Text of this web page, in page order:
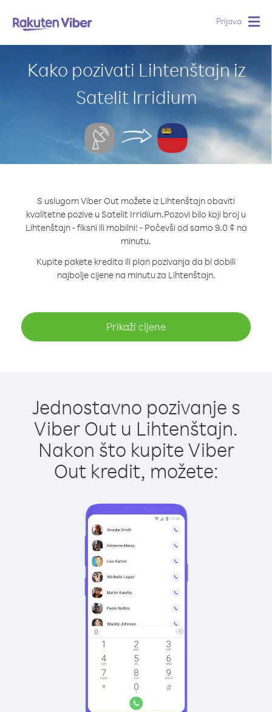
Prijava
Kako pozivati Lihtenštajn iz
Satelit Irridium
S uslugom Viber Out možete iz Lihtenštajn obaviti
kvalitetne pozive u Satelit Irridium.Pozovi bilo koji broj u
Lihtenštajn - fiksni ili mobilni! - Počevši od samo 9.0 ¢ na
minutu.
Kupite pakete kredita ili plan pozivanja da bi dobili
najbolje cijene na minutu za Lihtenštajn.
Prikaži cijene
Jednostavno pozivanje s
Viber Out u Lihtenštajn.
Nakon što kupite Viber
Out kredit, možete: